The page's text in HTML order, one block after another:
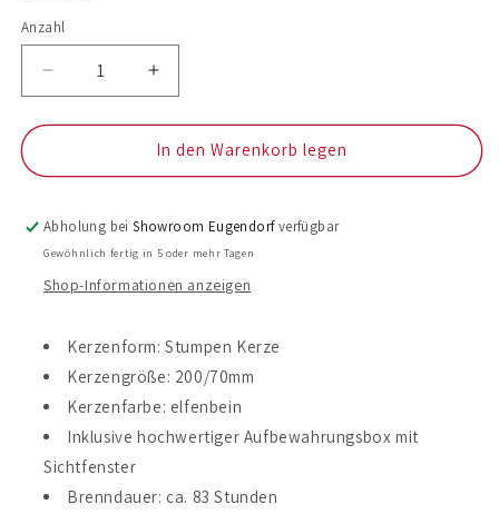
Anzahl
Anzahl
Verringere
die
Menge
Trauerkerze
stillem
Gedenken&quot;
Erhöhe
die
Menge
für
Trauerkerze
stillem
In den Warenkorb legen
Abholung beiShowroom Eugendorfverfügbar
Gewöhnlich fertig in 5 oder mehr Tagen
Shop-Informationen anzeigen
Kerzenform: Stumpen Kerze
Kerzengröße: 200/70mm
Kerzenfarbe: elfenbein
Inklusive hochwertiger Aufbewahrungsbox mit
Sichtfenster
Brenndauer: ca. 83 Stunden